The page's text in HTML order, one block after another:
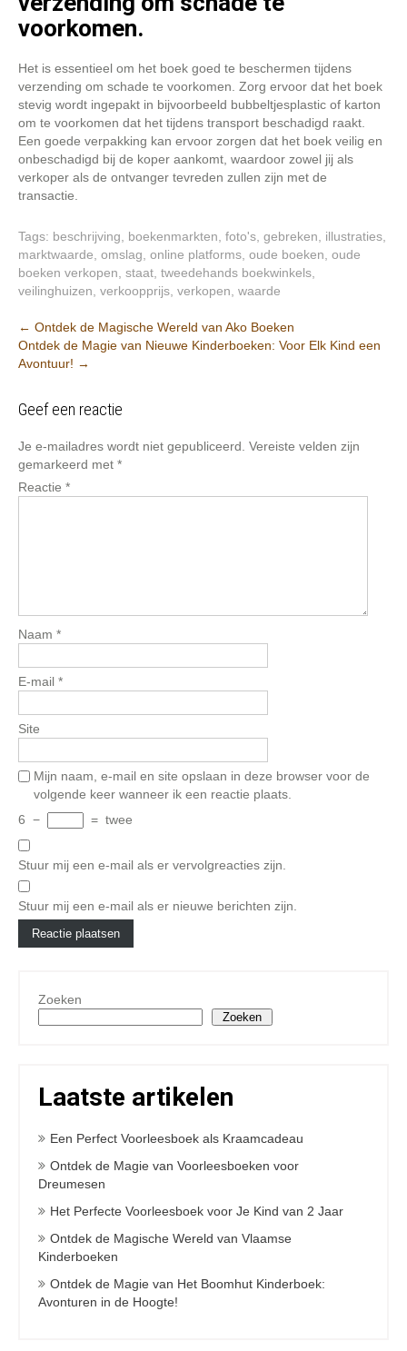
voorkomen.
Het is essentieel om het boek goed te beschermen tijdens
verzending om schade te voorkomen. Zorg ervoor dat het boek
stevig wordt ingepakt in bijvoorbeeld bubbeltjesplastic of karton
om te voorkomen dat het tijdens transport beschadigd raakt.
Een goede verpakking kan ervoor zorgen dat het boek veilig en
onbeschadigd bij de koper aankomt, waardoor zowel jij als
verkoper als de ontvanger tevreden zullen zijn met de
transactie.
Tags: beschrijving boekenmarkten foto's gebreken illustraties
marktwaarde omslag online platforms oude boeken oude
boeken verkopen staat tweedehands boekwinkels
veilinghuizen verkoopprijs verkopen waarde
Post
navigation
← Ontdek de Magische Wereld van Ako Boeken
Ontdek de Magie van Nieuwe Kinderboeken: Voor Elk Kind een
Avontuur! →
Geef een reactie
Je e-mailadres wordt niet gepubliceerd. Vereiste velden zijn
gemarkeerd met *
Reactie *
Naam *
E-mail *
Site
Mijn naam, e-mail en site opslaan in deze browser voor de
volgende keer wanneer ik een reactie plaats.
6 − = twee
Stuur mij een e-mail als er vervolgreacties zijn.
Stuur mij een e-mail als er nieuwe berichten zijn.
Zoeken
Zoeken
Laatste artikelen
Een Perfect Voorleesboek als Kraamcadeau
Ontdek de Magie van Voorleesboeken voor
Dreumesen
Het Perfecte Voorleesboek voor Je Kind van 2 Jaar
Ontdek de Magische Wereld van Vlaamse
Kinderboeken
Ontdek de Magie van Het Boomhut Kinderboek:
Avonturen in de Hoogte!